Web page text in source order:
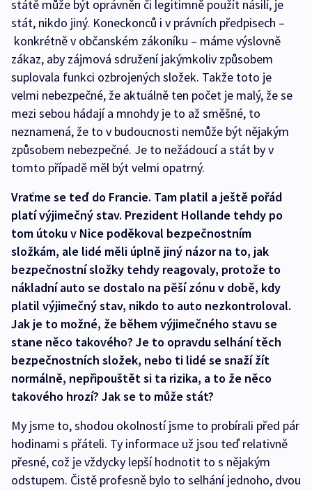
státě může být oprávněn či legitimně použít násilí, je
stát, nikdo jiný. Koneckonců i v právních předpisech –
konkrétně v občanském zákoníku – máme výslovně
zákaz, aby zájmová sdružení jakýmkoliv způsobem
suplovala funkci ozbrojených složek. Takže toto je
velmi nebezpečné, že aktuálně ten počet je malý, že se
mezi sebou hádají a mnohdy je to až směšné, to
neznamená, že to v budoucnosti nemůže být nějakým
způsobem nebezpečné. Je to nežádoucí a stát by v
tomto případě měl být velmi opatrný.
Vraťme se teď do Francie. Tam platil a ještě pořád
platí výjimečný stav. Prezident Hollande tehdy po
tom útoku v Nice poděkoval bezpečnostním
složkám, ale lidé měli úplně jiný názor na to, jak
bezpečnostní složky tehdy reagovaly, protože to
nákladní auto se dostalo na pěší zónu v době, kdy
platil výjimečný stav, nikdo to auto nezkontroloval.
Jak je to možné, že během výjimečného stavu se
stane něco takového? Je to opravdu selhání těch
bezpečnostních složek, nebo ti lidé se snaží žít
normálně, nepřipouštět si ta rizika, a to že něco
takového hrozí? Jak se to může stát?
My jsme to, shodou okolností jsme to probírali před pár
hodinami s přáteli. Ty informace už jsou teď relativně
přesné, což je vždycky lepší hodnotit to s nějakým
odstupem. Čistě profesně bylo to selhání jednoho, dvou